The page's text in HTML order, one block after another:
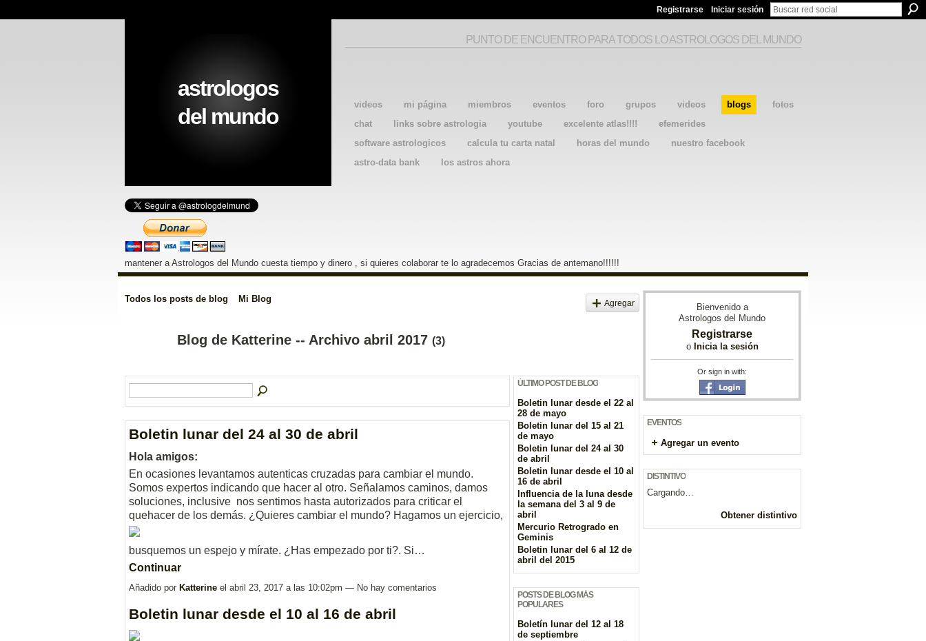
Registrarse Iniciar sesión
videos mi página miembros eventos foro grupos videos blogs
fotos
chat
links sobre astrologia youtube excelente atlas!!!!
efemerides
software astrologicos
calcula tu carta natal horas del mundo
nuestro facebook
astro-data bank
los astros ahora
astrologos
del mundo
PUNTO DE ENCUENTRO PARA TODOS LO ASTROLOGOS DEL MUNDO
mantener a Astrologos del Mundo cuesta tiempo y dinero , si quieres colaborar te lo agradecemos Gracias de antemano!!!!!!
Todos los posts de blog Mi Blog Agregar
Blog de Katterine -- Archivo abril 2017 (3)
Boletin lunar del 24 al 30 de abril
Hola amigos:
En ocasiones levantamos autenticas cruzadas para cambiar el mundo.
Somos expertos indicando que hacer al otro. Señalamos caminos, damos
soluciones, inclusive nos sentimos hasta autorizados para criticar el
quehacer de los demás. ¿Quieres cambiar el mundo? Hagamos un ejercicio,
busquemos un espejo y mírate. ¿Has empezado por ti?. Si…
Continuar
Añadido por Katterine el abril 23, 2017 a las 10:02pm — No hay comentarios
Boletin lunar desde el 10 al 16 de abril
ÚLTIMO POST DE BLOG
Boletin lunar desde el 22 al
28 de mayo
Boletin lunar del 15 al 21
de mayo
Boletin lunar del 24 al 30
de abril
Boletin lunar desde el 10 al
16 de abril
Influencia de la luna desde
la semana del 3 al 9 de
abril
Mercurio Retrogrado en
Geminis
Boletin lunar del 6 al 12 de
abril del 2015
POSTS DE BLOG MÁS
POPULARES
Boletín lunar del 12 al 18
de septiembre
Bienvenido a
Astrologos del Mundo
Registrarse
o Inicia la sesión
Or sign in with:
EVENTOS
Agregar un evento
DISTINTIVO
Cargando…
Obtener distintivo